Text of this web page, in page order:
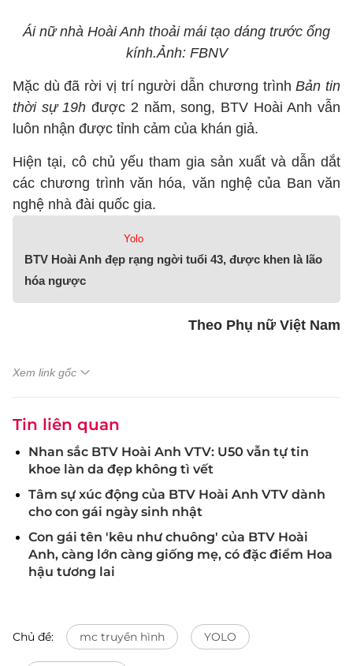
Ái nữ nhà Hoài Anh thoải mái tạo dáng trước ống
kính.Ảnh: FBNV
Mặc dù đã rời vị trí người dẫn chương trình Bản tin
thời sự 19hđược 2 năm, song, BTV Hoài Anh vẫn
luôn nhận được tỉnh cảm của khán giả.
Hiện tại, cô chủ yếu tham gia sản xuất và dẫn dắt
các chương trình văn hóa, văn nghệ của Ban văn
nghệ nhà đài quốc gia.
Yolo
BTV Hoài Anh đẹp rạng ngời tuổi 43, được khen là lão
hóa ngược
Theo Phụ nữ Việt Nam
Xem link gốc
Tin liên quan
Nhan sắc BTV Hoài Anh VTV: U50 vẫn tự tin
khoe làn da đẹp không tì vết
Tâm sự xúc động của BTV Hoài Anh VTV dành
cho con gái ngày sinh nhật
Con gái tên 'kêu như chuông' của BTV Hoài
Anh, càng lớn càng giống mẹ, có đặc điểm Hoa
hậu tương lai
Chủ đề: mc truyền hình YOLO